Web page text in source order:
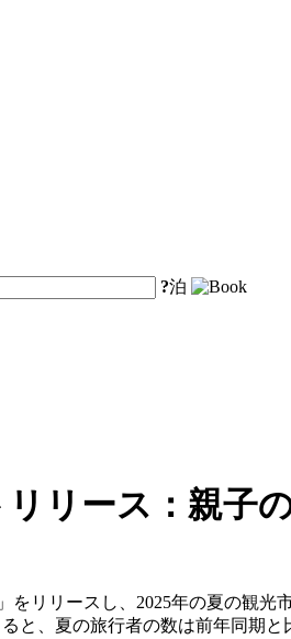
?泊
リース：親子
」をリリースし、2025年の夏の
と、夏の旅行者の数は前年同期